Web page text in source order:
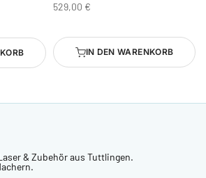
529,00 €
IN DEN WARENKORB
& Zubehör aus Tuttlingen.